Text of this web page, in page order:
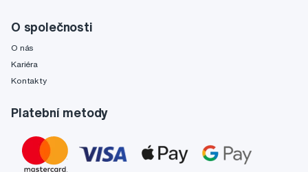
O společnosti
O nás
Kariéra
Kontakty
Platební metody